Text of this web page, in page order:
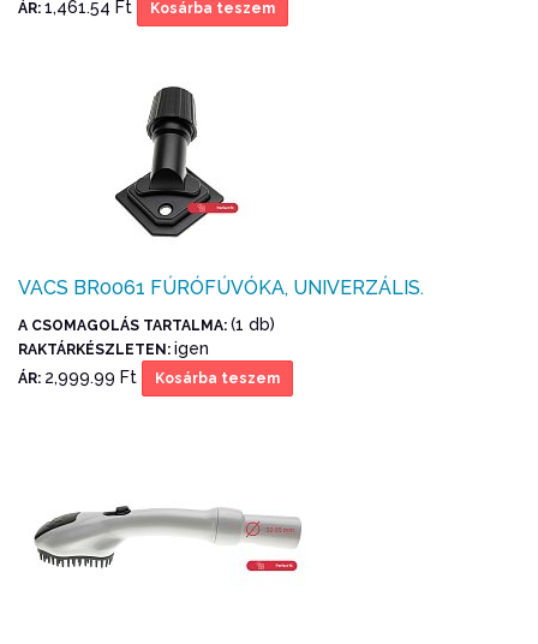
ÁR: 1,461.54 Ft Kosárba teszem
VACS BR0061 FÚRÓFÚVÓKA, UNIVERZÁLIS.
A CSOMAGOLÁS TARTALMA: (1 db)
RAKTÁRKÉSZLETEN: igen
ÁR: 2,999.99 Ft Kosárba teszem